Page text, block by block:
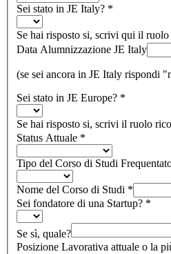
Sei stato in JE Italy? *
Se hai risposto si, scrivi qui il
Data Alumnizzazione JE Italy
(se sei ancora in JE Italy rispondi
Sei stato in JE Europe? *
Se hai risposto si, scrivi il ruolo
Status Attuale *
Tipo del Corso di Studi
Nome del Corso di Studi *
Sei fondatore di una Startup? *
Se sì, quale?
Posizione Lavorativa attuale o la